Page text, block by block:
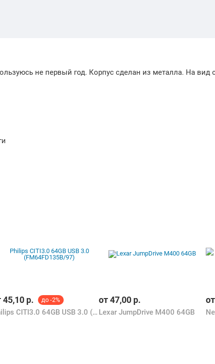
не первый год. Корпус сделан из металла. На вид
45,10 р. до -2%
Philips CITI3.0 64GB USB 3.0 (FM64FD135B/97)
от47,00 р.
Lexar JumpDrive M400 64GB
от